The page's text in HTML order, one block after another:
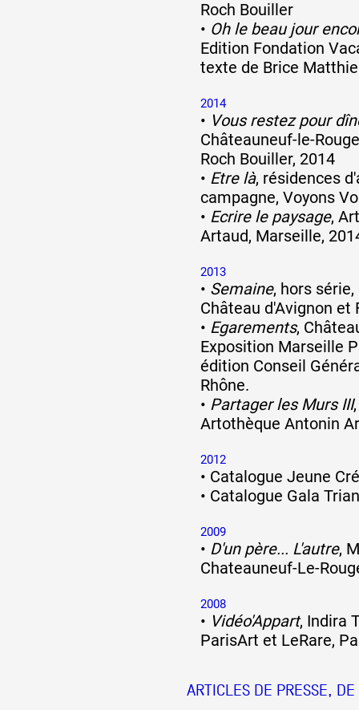
Roch Bouiller
• Oh le beau jour
Edition Fondation
texte de Brice
2014
• Vous restez pour
Châteauneuf-le-
Roch Bouiller, 2014
• Etre là, résidences
campagne, Voyons
• Ecrire le paysage,
Artaud, Marseille,
2013
• Semaine, hors
Château d'Avignon et
• Egarements,
Exposition Marseille
édition Conseil
Rhône.
• Partager les Murs III
Artothèque Antonin
2012
• Catalogue Jeune
• Catalogue Gala
2009
• D'un père... L'autre,
Chateauneuf-Le-
2008
• Vidéo'Appart, Indira
ParisArt et LeRare,
ARTICLES DE PRESSE, DE